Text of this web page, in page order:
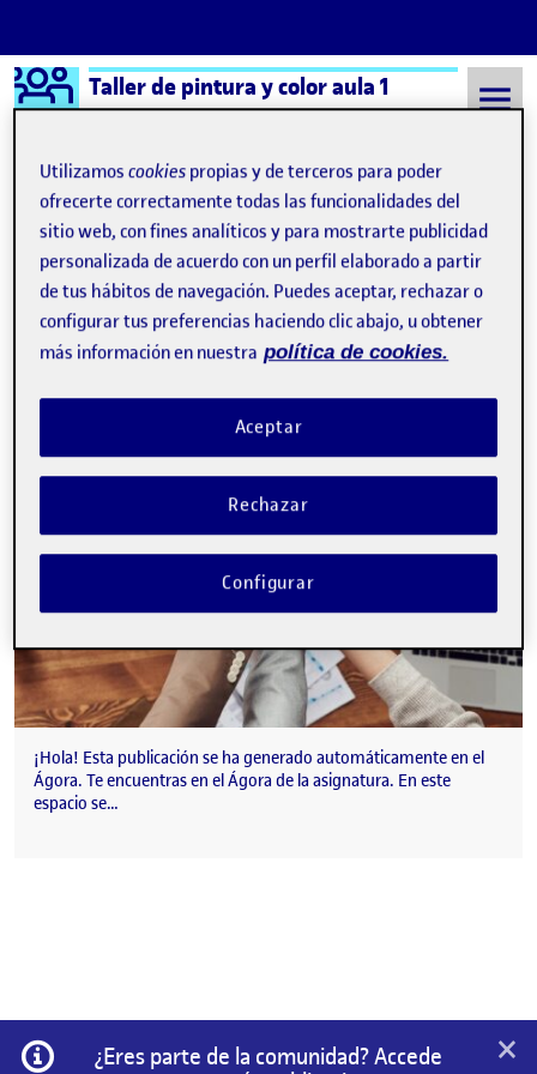
Saltar al contenido
Logo Ágora
Taller de pintura y color aula 1
Semestre 20221 - Aula 1 Folio
Folio
¡Bienvenidos y bienvenidas!
Publicado por
Folio
Fecha de publicación15 septiembre, 2022 3:41 pm
¡Hola! Esta publicación se ha generado automáticamente en el
Ágora. Te encuentras en el Ágora de la asignatura. En este
espacio se…
Información
¿Eres parte de la comunidad? Accede
×
Utilizamoscookies propias y de terceros para poder
ofrecerte correctamente todas las funcionalidades del
sitio web, con fines analíticos y para mostrarte publicidad
personalizada de acuerdo con un perfil elaborado a partir
de tus hábitos de navegación. Puedes aceptar, rechazar o
configurar tus preferencias haciendo clic abajo, u obtener
más información en nuestra política de cookies.
Rechazar
Aceptar
Configurar